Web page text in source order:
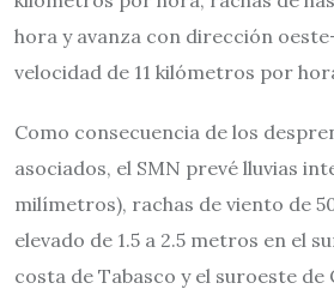
hora y avanza con dirección
velocidad de 11 kilómetros por
Como consecuencia de los
asociados, el SMN prevé lluvias
milímetros), rachas de viento de
elevado de 1.5 a 2.5 metros en el
costa de Tabasco y el suroeste de